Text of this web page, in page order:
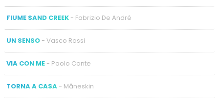
FIUME SAND CREEK- Fabrizio De André
UN SENSO- Vasco Rossi
VIA CON ME- Paolo Conte
TORNA A CASA- Måneskin